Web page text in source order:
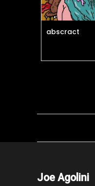
abscract
Joe Agolini